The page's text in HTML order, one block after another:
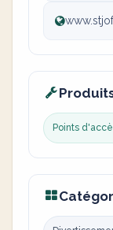
Points